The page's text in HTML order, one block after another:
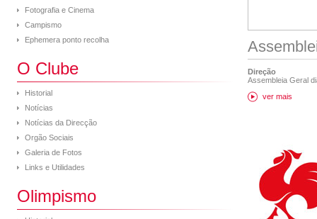
Fotografia e Cinema
Campismo
Ephemera ponto recolha
O Clube
Historial
Notícias
Notícias da Direcção
Orgão Sociais
Galeria de Fotos
Links e Utilidades
Olimpismo
Direção
Assembleia Geral
ver mais